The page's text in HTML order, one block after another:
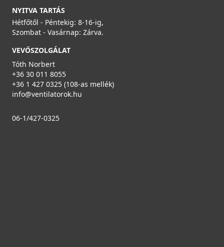
NYITVA TARTÁS
Hétfőtől - Péntekig: 8-16-ig,
Szombat - Vasárnap: Zárva.
VEVŐSZOLGÁLAT
Tóth Norbert
+36 30 011 8055
+36 1 427 0325 (108-as mellék)
info@ventilatorok.hu
06-1/427-0325